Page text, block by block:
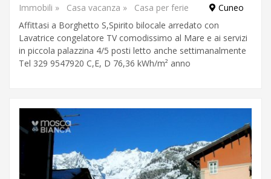
Liguria
Marche
Molise
Piemonte
Puglia
Sardegna
Adige
Valle
d'Aosta
mostra
altro
Immobili » Casa vacanza » Casa per ferie
Cuneo
Affittasi a Borghetto S,Spirito bilocale arredato con
Lavatrice congelatore TV comodissimo al Mare e ai servizi
in piccola palazzina 4/5 posti letto anche settimanalmente
Tel 329 9547920 C,E, D 76,36 kWh/m² anno